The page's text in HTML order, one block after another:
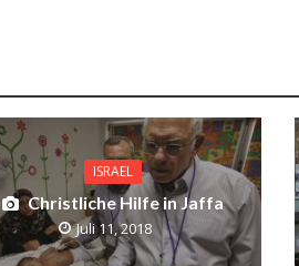
ISRAEL
Christliche Hilfe in Jaffa
Juli 11, 2018